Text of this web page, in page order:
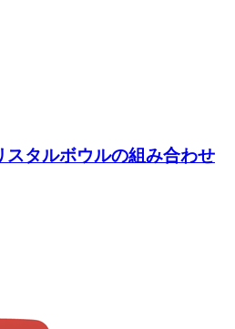
スタルボウルの組み合わせ